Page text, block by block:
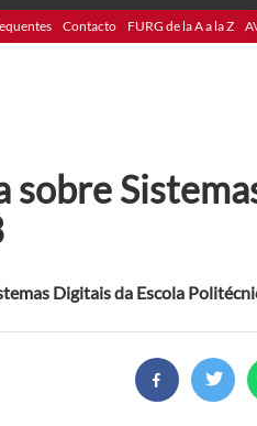
Contacto FURG de la A a la Z
sobre
Digitais da Escola